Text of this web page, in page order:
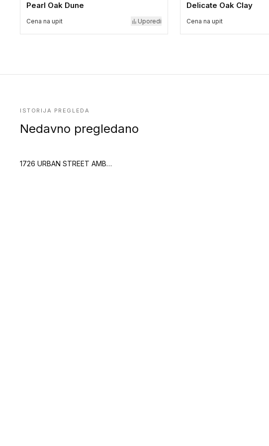
Pearl Oak Dune
Cena na upit Uporedi
Delicate Oak Clay
Cena na upit
ISTORIJA PREGLEDA
Nedavno pregledano
1726 URBAN STREET AMBER CONFETTI AMBER2 (Creation 55)